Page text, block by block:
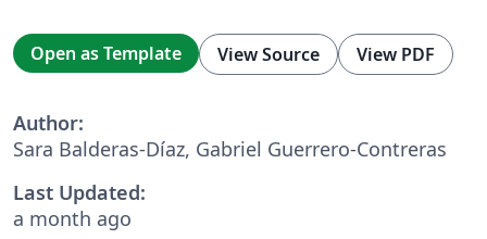
Open as Template View Source View PDF
Author:
Sara Balderas-Díaz, Gabriel Guerrero-Contreras
Last Updated:
a month ago